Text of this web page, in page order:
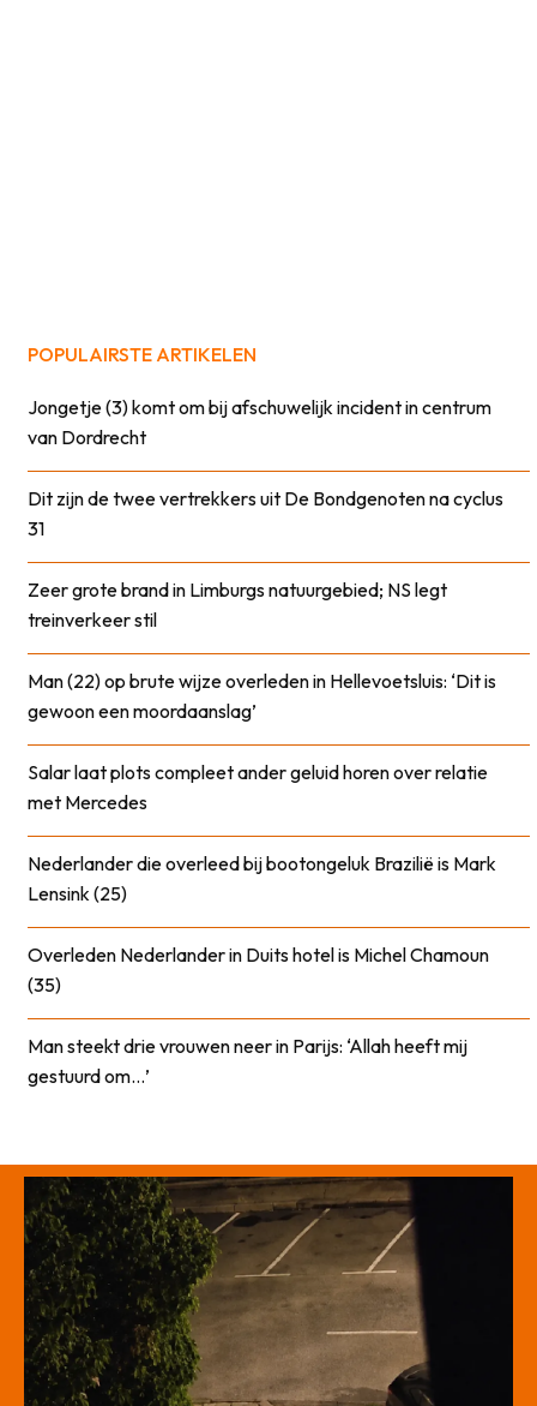
POPULAIRSTE ARTIKELEN
Jongetje (3) komt om bij afschuwelijk incident in centrum
van Dordrecht
Dit zijn de twee vertrekkers uit De Bondgenoten na cyclus
31
Zeer grote brand in Limburgs natuurgebied; NS legt
treinverkeer stil
Man (22) op brute wijze overleden in Hellevoetsluis: ‘Dit is
gewoon een moordaanslag’
Salar laat plots compleet ander geluid horen over relatie
met Mercedes
Nederlander die overleed bij bootongeluk Brazilië is Mark
Lensink (25)
Overleden Nederlander in Duits hotel is Michel Chamoun
(35)
Man steekt drie vrouwen neer in Parijs: ‘Allah heeft mij
gestuurd om…’